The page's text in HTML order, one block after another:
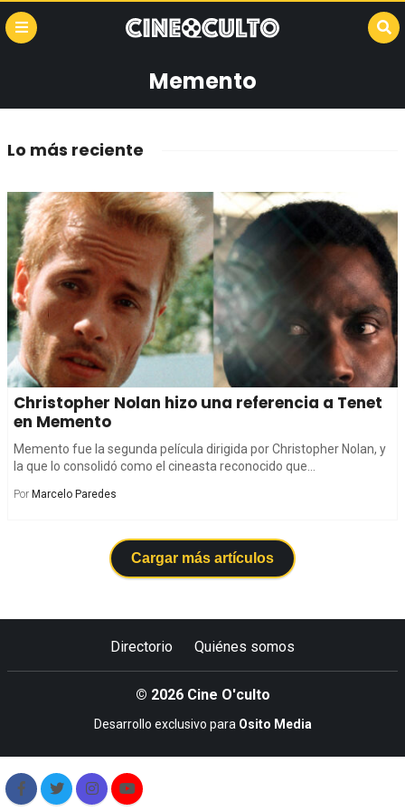
Memento
Lo más reciente
Christopher Nolan hizo una referencia a Tenet
en Memento
Memento fue la segunda película dirigida por Christopher Nolan, y
la que lo consolidó como el cineasta reconocido que...
Por Marcelo Paredes
Cargar más artículos
Directorio Quiénes somos
© 2026 Cine O'culto
Desarrollo exclusivo para Osito Media